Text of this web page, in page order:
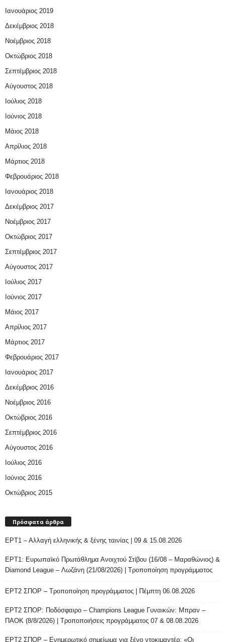
Ιανουάριος 2019
Δεκέμβριος 2018
Νοέμβριος 2018
Οκτώβριος 2018
Σεπτέμβριος 2018
Αύγουστος 2018
Ιούλιος 2018
Ιούνιος 2018
Μάιος 2018
Απρίλιος 2018
Μάρτιος 2018
Φεβρουάριος 2018
Ιανουάριος 2018
Δεκέμβριος 2017
Νοέμβριος 2017
Οκτώβριος 2017
Σεπτέμβριος 2017
Αύγουστος 2017
Ιούλιος 2017
Ιούνιος 2017
Μάιος 2017
Απρίλιος 2017
Μάρτιος 2017
Φεβρουάριος 2017
Ιανουάριος 2017
Δεκέμβριος 2016
Νοέμβριος 2016
Οκτώβριος 2016
Σεπτέμβριος 2016
Αύγουστος 2016
Ιούλιος 2016
Ιούνιος 2016
Οκτώβριος 2015
Πρόσφατα άρθρα
ΕΡΤ1 – Αλλαγή ελληνικής & ξένης ταινίας | 09 & 15.08.2026
ΕΡΤ1: Ευρωπαϊκό Πρωτάθλημα Ανοιχτού Στίβου (16/08 – Μαραθώνιος) &
Diamond League – Λωζάνη (21/08/2026) | Τροποποίηση προγράμματος
ΕΡΤ2 ΣΠΟΡ – Τροποποίηση προγράμματος | Πέμπτη 06.08.2026
ΕΡΤ2 ΣΠΟΡ: Ποδόσφαιρο – Champions League Γυναικών: Μπραν –
ΠΑΟΚ (8/8/2026) | Τροποποιήσεις προγράμματος 07 & 08.08.2026
ΕΡΤ2 ΣΠΟΡ – Ενημερωτικό σημείωμα για ξένο ντοκιμαντέρ: «Οι